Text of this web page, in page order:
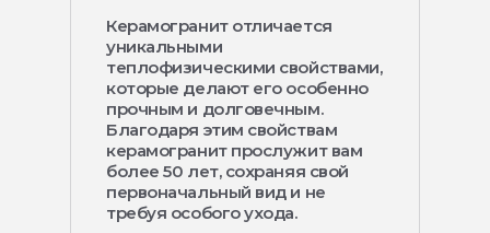
Керамогранит отличается
уникальными
теплофизическими свойствами,
которые делают его особенно
прочным и долговечным.
Благодаря этим свойствам
керамогранит прослужит вам
более 50 лет, сохраняя свой
первоначальный вид и не
требуя особого ухода.